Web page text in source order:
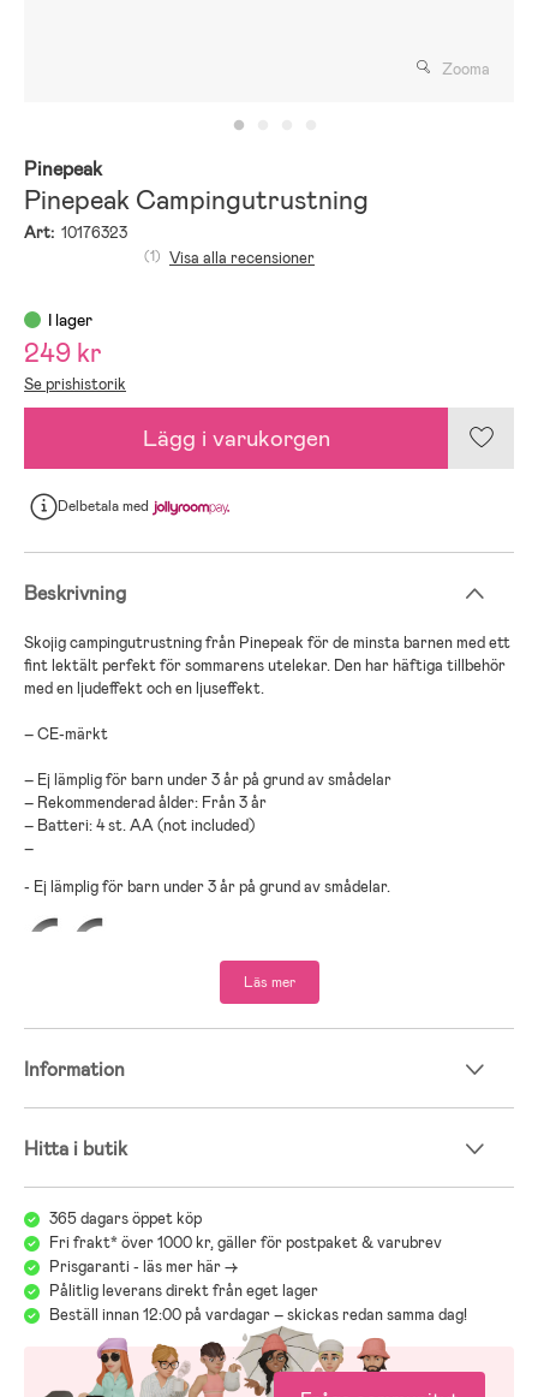
Zooma
Pinepeak
Pinepeak Campingutrustning
Art: 10176323
(1) Visa alla recensioner
I lager
249 kr
Se prishistorik
Lägg i varukorgen
Delbetalamed
Beskrivning
Skojig campingutrustning från Pinepeak för de minsta barnen med ett
fint lektält perfekt för sommarens utelekar. Den har häftiga tillbehör
med en ljudeffekt och en ljuseffekt.
– CE-märkt
– Ej lämplig för barn under 3 år på grund av smådelar
– Rekommenderad ålder: Från 3 år
– Batteri: 4 st. AA (not included)
–
- Ej lämplig för barn under 3 år på grund av smådelar.
Läs mer
Information
Hitta i butik
365 dagars öppet köp
Fri frakt* över 1000 kr, gäller för postpaket & varubrev
Prisgaranti - läs mer här ->
Pålitlig leverans direkt från eget lager
Beställ innan 12:00 på vardagar – skickas redan samma dag!